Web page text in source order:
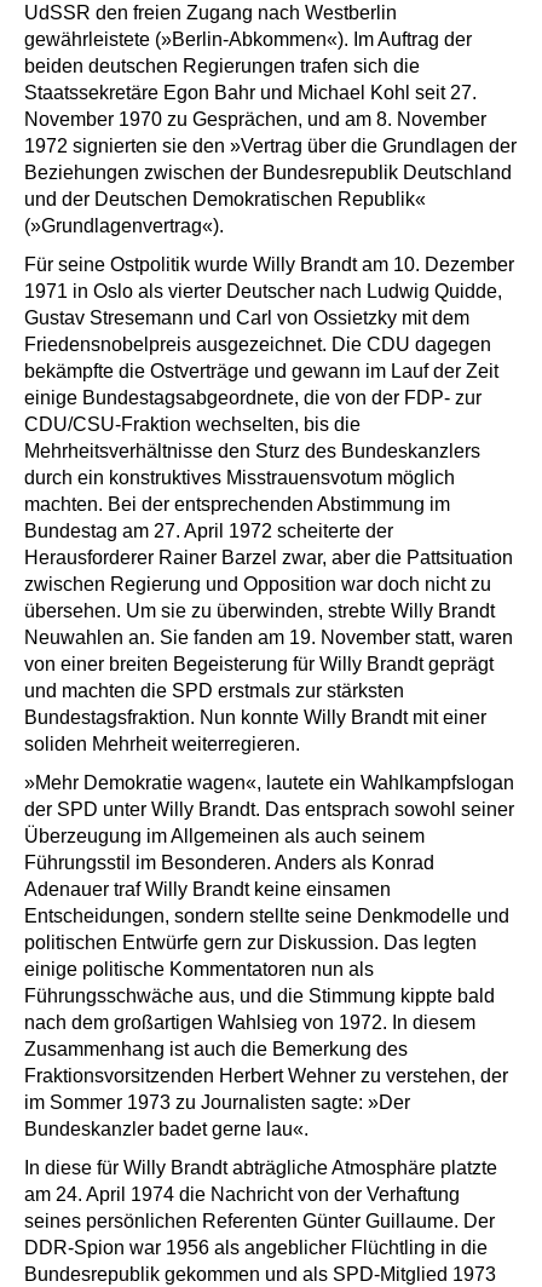
UdSSR den freien Zugang nach Westberlin
gewährleistete (»Berlin-Abkommen«). Im Auftrag der
beiden deutschen Regierungen trafen sich die
Staatssekretäre Egon Bahr und Michael Kohl seit 27.
November 1970 zu Gesprächen, und am 8. November
1972 signierten sie den »Vertrag über die Grundlagen der
Beziehungen zwischen der Bundesrepublik Deutschland
und der Deutschen Demokratischen Republik«
(»Grundlagenvertrag«).
Für seine Ostpolitik wurde Willy Brandt am 10. Dezember
1971 in Oslo als vierter Deutscher nach Ludwig Quidde,
Gustav Stresemann und Carl von Ossietzky mit dem
Friedensnobelpreis ausgezeichnet. Die CDU dagegen
bekämpfte die Ostverträge und gewann im Lauf der Zeit
einige Bundestagsabgeordnete, die von der FDP- zur
CDU/CSU-Fraktion wechselten, bis die
Mehrheitsverhältnisse den Sturz des Bundeskanzlers
durch ein konstruktives Misstrauensvotum möglich
machten. Bei der entsprechenden Abstimmung im
Bundestag am 27. April 1972 scheiterte der
Herausforderer Rainer Barzel zwar, aber die Pattsituation
zwischen Regierung und Opposition war doch nicht zu
übersehen. Um sie zu überwinden, strebte Willy Brandt
Neuwahlen an. Sie fanden am 19. November statt, waren
von einer breiten Begeisterung für Willy Brandt geprägt
und machten die SPD erstmals zur stärksten
Bundestagsfraktion. Nun konnte Willy Brandt mit einer
soliden Mehrheit weiterregieren.
»Mehr Demokratie wagen«, lautete ein Wahlkampfslogan
der SPD unter Willy Brandt. Das entsprach sowohl seiner
Überzeugung im Allgemeinen als auch seinem
Führungsstil im Besonderen. Anders als Konrad
Adenauer traf Willy Brandt keine einsamen
Entscheidungen, sondern stellte seine Denkmodelle und
politischen Entwürfe gern zur Diskussion. Das legten
einige politische Kommentatoren nun als
Führungsschwäche aus, und die Stimmung kippte bald
nach dem großartigen Wahlsieg von 1972. In diesem
Zusammenhang ist auch die Bemerkung des
Fraktionsvorsitzenden Herbert Wehner zu verstehen, der
im Sommer 1973 zu Journalisten sagte: »Der
Bundeskanzler badet gerne lau«.
In diese für Willy Brandt abträgliche Atmosphäre platzte
am 24. April 1974 die Nachricht von der Verhaftung
seines persönlichen Referenten Günter Guillaume. Der
DDR-Spion war 1956 als angeblicher Flüchtling in die
Bundesrepublik gekommen und als SPD-Mitglied 1973